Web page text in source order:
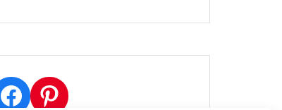
Facebook
Pinterest